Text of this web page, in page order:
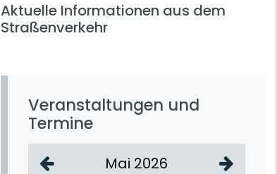
Aktuelle Informationen aus dem
Straßenverkehr
Veranstaltungen und
Termine
Mai 2026